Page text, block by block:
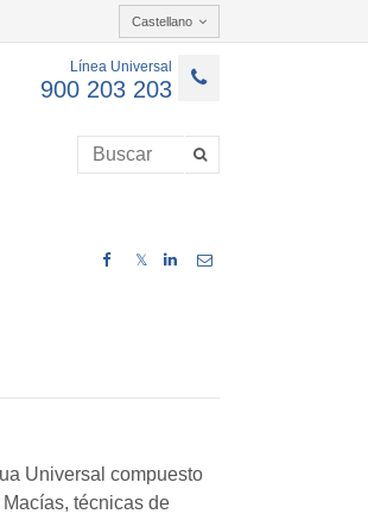
Castellano
Línea Universal
900 203 203
𝕏
Universal compuesto
técnicas de